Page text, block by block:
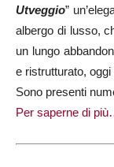
Utveggio”
albergo di lusso,
un lungo
e ristrutturato,
Sono presenti
Per saperne di